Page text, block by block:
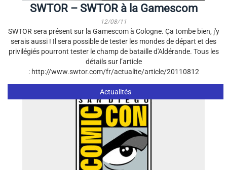
SWTOR – SWTOR à la Gamescom
12/08/11
SWTOR sera présent sur la Gamescom à Cologne. Ça tombe bien, j'y
serais aussi ! Il sera possible de tester les mondes de départ et des
privilégiés pourront tester le champ de bataille d'Aldérande. Tous les
détails sur l’article
: http://www.swtor.com/fr/actualite/article/20110812
Actualités